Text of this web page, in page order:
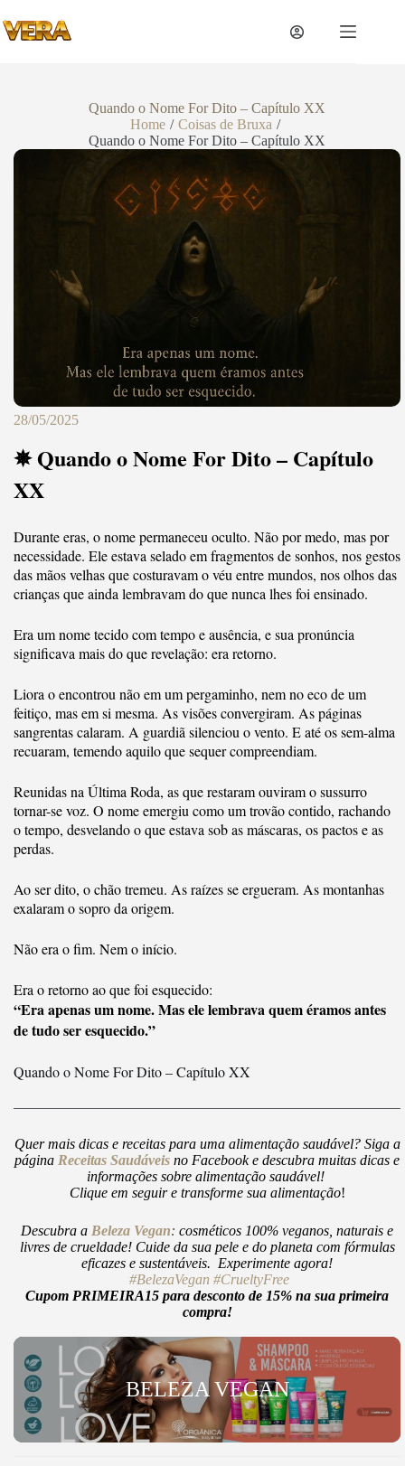
Quando o Nome For Dito – Capítulo XX
Home / Coisas de Bruxa /
Quando o Nome For Dito – Capítulo XX
28/05/2025
✵ Quando o Nome For Dito – Capítulo
XX
Durante eras, o nome permaneceu oculto. Não por medo, mas por
necessidade. Ele estava selado em fragmentos de sonhos, nos gestos
das mãos velhas que costuravam o véu entre mundos, nos olhos das
crianças que ainda lembravam do que nunca lhes foi ensinado.
Era um nome tecido com tempo e ausência, e sua pronúncia
significava mais do que revelação: era retorno.
Liora o encontrou não em um pergaminho, nem no eco de um
feitiço, mas em si mesma. As visões convergiram. As páginas
sangrentas calaram. A guardiã silenciou o vento. E até os sem-alma
recuaram, temendo aquilo que sequer compreendiam.
Reunidas na Última Roda, as que restaram ouviram o sussurro
tornar-se voz. O nome emergiu como um trovão contido, rachando
o tempo, desvelando o que estava sob as máscaras, os pactos e as
perdas.
Ao ser dito, o chão tremeu. As raízes se ergueram. As montanhas
exalaram o sopro da origem.
Não era o fim. Nem o início.
Era o retorno ao que foi esquecido:
“Era apenas um nome. Mas ele lembrava quem éramos antes
de tudo ser esquecido.”
Quando o Nome For Dito – Capítulo XX
Quer mais dicas e receitas para uma alimentação saudável? Siga a
página Receitas Saudáveis no Facebook e descubra muitas dicas e
informações sobre alimentação saudável!
Clique em seguir e transforme sua alimentação!
Descubra a Beleza Vegan: cosméticos 100% veganos, naturais e
livres de crueldade! Cuide da sua pele e do planeta com fórmulas
eficazes e sustentáveis. Experimente agora!
#BelezaVegan #CrueltyFree
Cupom PRIMEIRA15 para desconto de 15% na sua primeira
compra!
BELEZA VEGAN